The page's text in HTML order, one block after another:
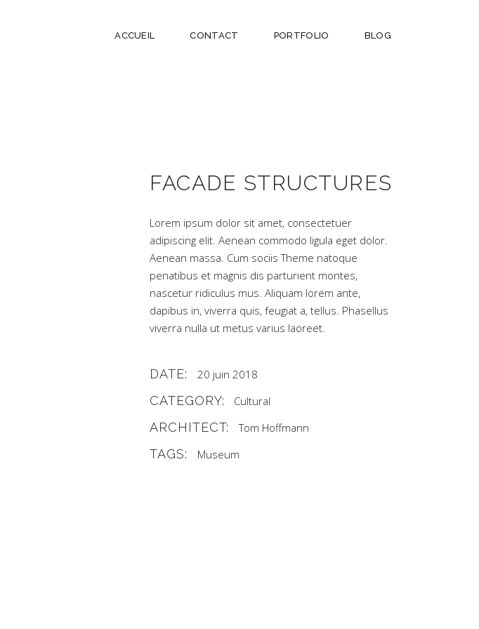
ACCUEIL CONTACT PORTFOLIO BLOG
FACADE STRUCTURES
Lorem ipsum dolor sit amet, consectetuer
adipiscing elit. Aenean commodo ligula eget dolor.
Aenean massa. Cum sociis Theme natoque
penatibus et magnis dis parturient montes,
nascetur ridiculus mus. Aliquam lorem ante,
dapibus in, viverra quis, feugiat a, tellus. Phasellus
viverra nulla ut metus varius laoreet.
DATE: 20 juin 2018
CATEGORY: Cultural
ARCHITECT: Tom Hoffmann
TAGS: Museum